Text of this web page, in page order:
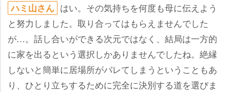
ハミ山さん はい。その気持ちを何度も母に伝えよう
と努力しました。取り合ってはもらえませんでした
が…。話し合いができる次元ではなく、結局は一方的
に家を出るという選択しかありませんでしたね。絶縁
しないと簡単に居場所がバレてしまうということもあ
り、ひとり立ちするために完全に決別する道を選びま